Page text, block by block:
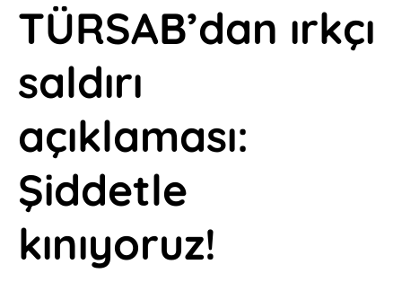
TÜRSAB’dan ırkçı
saldırı
açıklaması:
Şiddetle
kınıyoruz!